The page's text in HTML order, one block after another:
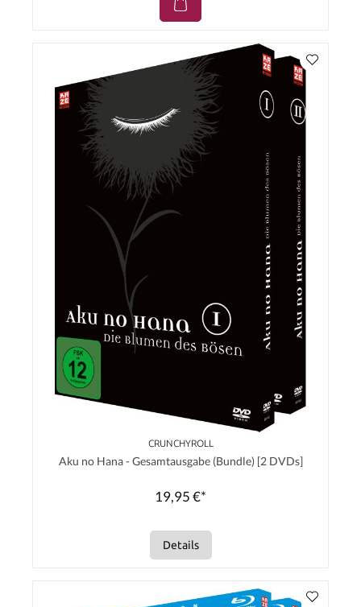
CRUNCHYROLL
Aku no Hana - Gesamtausgabe (Bundle) [2 DVDs]
19,95 €*
Details